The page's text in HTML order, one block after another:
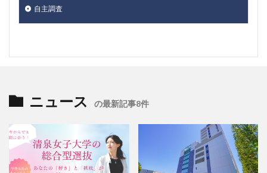
自主調査
ニュース の最新記事8件